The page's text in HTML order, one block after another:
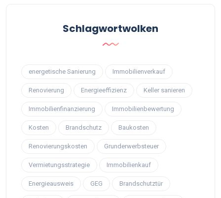
Schlagwortwolken
energetische Sanierung Immobilienverkauf
Renovierung Energieeffizienz Keller sanieren
Immobilienfinanzierung Immobilienbewertung
Kosten Brandschutz Baukosten
Renovierungskosten Grunderwerbsteuer
Vermietungsstrategie Immobilienkauf
Energieausweis GEG Brandschutztür